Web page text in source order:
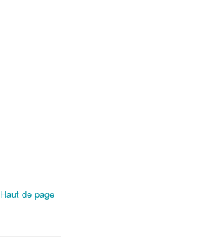
Haut de page